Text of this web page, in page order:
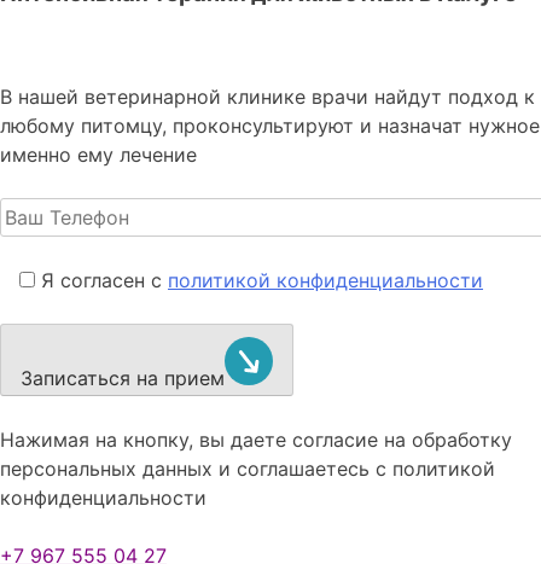
В нашей ветеринарной клинике врачи найдут подход к
любому питомцу, проконсультируют и назначат нужное
именно ему лечение
Я согласен с политикой конфиденциальности
Записаться на прием
Нажимая на кнопку, вы даете согласие на обработку
персональных данных и соглашаетесь c политикой
конфиденциальности
+7 967 555 04 27